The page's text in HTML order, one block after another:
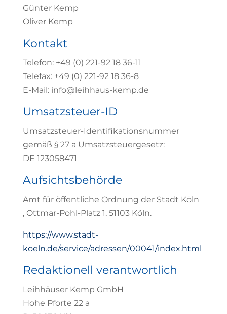
Günter Kemp
Oliver Kemp
Kontakt
Telefon: +49 (0) 221-92 18 36-11
Telefax: +49 (0) 221-92 18 36-8
E-Mail: info@leihhaus-kemp.de
Umsatzsteuer-ID
Umsatzsteuer-Identifikationsnummer
gemäß § 27 a Umsatzsteuergesetz:
DE 123058471
Aufsichtsbehörde
Amt für öffentliche Ordnung der Stadt Köln
, Ottmar-Pohl-Platz 1, 51103 Köln.
https://www.stadt-
koeln.de/service/adressen/00041/index.html
Redaktionell verantwortlich
Leihhäuser Kemp GmbH
Hohe Pforte 22 a